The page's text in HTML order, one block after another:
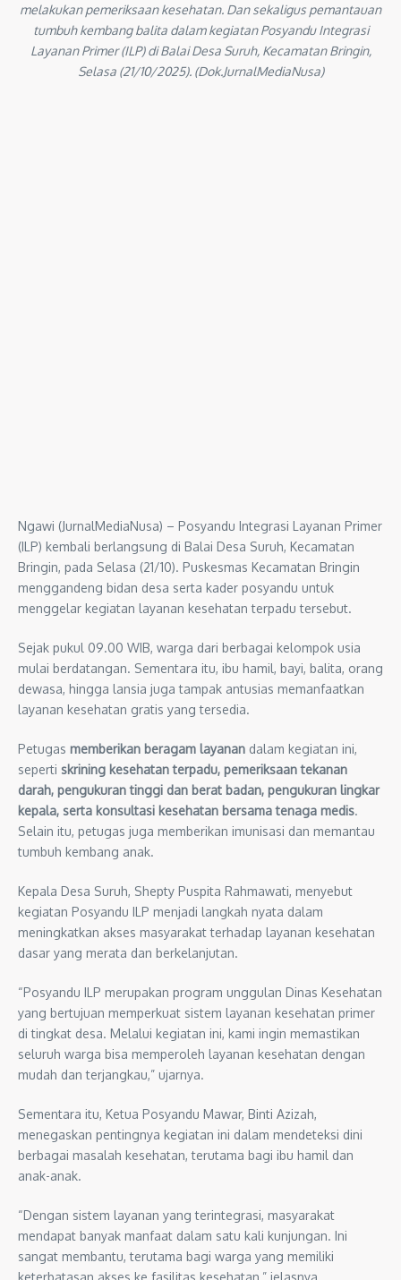
melakukan pemeriksaan kesehatan. Dan sekaligus pemantauan
tumbuh kembang balita dalam kegiatan Posyandu Integrasi
Layanan Primer (ILP) di Balai Desa Suruh, Kecamatan Bringin,
Selasa (21/10/2025). (Dok.JurnalMediaNusa)
Ngawi (JurnalMediaNusa) – Posyandu Integrasi Layanan Primer
(ILP) kembali berlangsung di Balai Desa Suruh, Kecamatan
Bringin, pada Selasa (21/10). Puskesmas Kecamatan Bringin
menggandeng bidan desa serta kader posyandu untuk
menggelar kegiatan layanan kesehatan terpadu tersebut.
Sejak pukul 09.00 WIB, warga dari berbagai kelompok usia
mulai berdatangan. Sementara itu, ibu hamil, bayi, balita, orang
dewasa, hingga lansia juga tampak antusias memanfaatkan
layanan kesehatan gratis yang tersedia.
Petugas memberikan beragam layanan dalam kegiatan ini,
seperti skrining kesehatan terpadu, pemeriksaan tekanan
darah, pengukuran tinggi dan berat badan, pengukuran lingkar
kepala, serta konsultasi kesehatan bersama tenaga medis.
Selain itu, petugas juga memberikan imunisasi dan memantau
tumbuh kembang anak.
Kepala Desa Suruh, Shepty Puspita Rahmawati, menyebut
kegiatan Posyandu ILP menjadi langkah nyata dalam
meningkatkan akses masyarakat terhadap layanan kesehatan
dasar yang merata dan berkelanjutan.
“Posyandu ILP merupakan program unggulan Dinas Kesehatan
yang bertujuan memperkuat sistem layanan kesehatan primer
di tingkat desa. Melalui kegiatan ini, kami ingin memastikan
seluruh warga bisa memperoleh layanan kesehatan dengan
mudah dan terjangkau,” ujarnya.
Sementara itu, Ketua Posyandu Mawar, Binti Azizah,
menegaskan pentingnya kegiatan ini dalam mendeteksi dini
berbagai masalah kesehatan, terutama bagi ibu hamil dan
anak-anak.
“Dengan sistem layanan yang terintegrasi, masyarakat
mendapat banyak manfaat dalam satu kali kunjungan. Ini
sangat membantu, terutama bagi warga yang memiliki
keterbatasan akses ke fasilitas kesehatan,” jelasnya.